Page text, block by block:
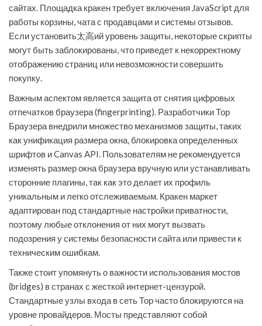
сайтах. Площадка кракен требует включения JavaScript для
работы корзины, чата с продавцами и системы отзывов.
Если установить太高ий уровень защиты, некоторые скрипты
могут быть заблокированы, что приведет к некорректному
отображению страниц или невозможности совершить
покупку.
Важным аспектом является защита от снятия цифровых
отпечатков браузера (fingerprinting). Разработчики Тор
Браузера внедрили множество механизмов защиты, таких
как унификация размера окна, блокировка определенных
шрифтов и Canvas API. Пользователям не рекомендуется
изменять размер окна браузера вручную или устанавливать
сторонние плагины, так как это делает их профиль
уникальным и легко отслеживаемым. Кракен маркет
адаптирован под стандартные настройки приватности,
поэтому любые отклонения от них могут вызвать
подозрения у системы безопасности сайта или привести к
техническим ошибкам.
Также стоит упомянуть о важности использования мостов
(bridges) в странах с жесткой интернет-цензурой.
Стандартные узлы входа в сеть Тор часто блокируются на
уровне провайдеров. Мосты представляют собой